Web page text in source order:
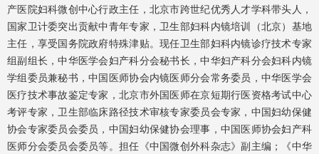
产医院妇科微创中心行政主任，北京市跨世纪优秀人才学科带头人，
国家卫计委突出贡献中青年专家，卫生部妇科内镜培训（北京）基地
主任，享受国务院政府特殊津贴。现任卫生部妇科内镜诊疗技术专家
组副组长，中华医学会妇产科分会秘书长，中华妇产科分会妇科内镜
学组委员兼秘书，中国医师协会内镜医师分会常务委员，中华医学会
医疗技术事故鉴定专家，北京市外国医师在京短期行医资格考试中心
考评专家，卫生部临床路径技术审核专家委员会专家，中国妇幼保健
协会专家委员会委员，中国妇幼保健协会理事，中国医师协会妇产科
医师分会委员会委员等。担任《中国微创外科杂志》副主编；《中华